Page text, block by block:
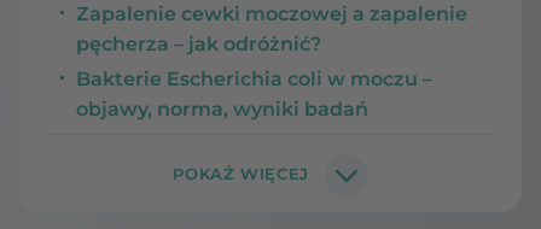
Zapalenie cewki moczowej a zapalenie
pęcherza – jak odróżnić?
Bakterie Escherichia coli w moczu –
objawy, norma, wyniki badań